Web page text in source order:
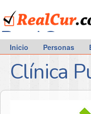
Inicio Personas
Clínica